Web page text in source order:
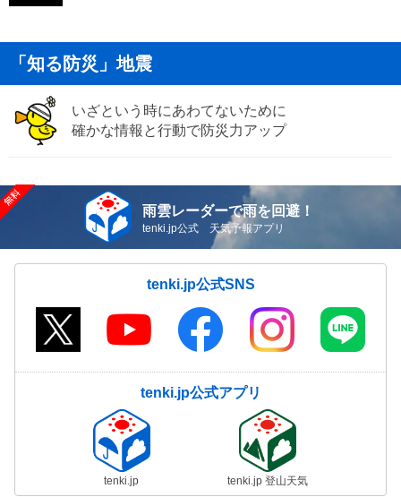
「知る防災」地震
いざという時にあわてないために
確かな情報と行動で防災力アップ
雨雲レーダーで雨を回避！
tenki.jp公式 天気予報アプリ
tenki.jp公式SNS
tenki.jp公式アプリ
tenki.jp tenki.jp 登山天気